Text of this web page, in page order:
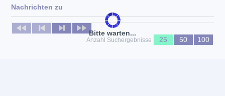
Bitte warten...
Nachrichten zu
Keine News verfügbar
Anzahl Suchergebnisse
25 50 100